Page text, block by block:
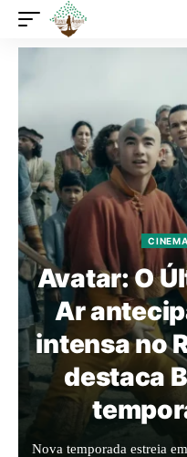
Avatar: O
Ar
intensa no
destaca
Nova temporada estreia